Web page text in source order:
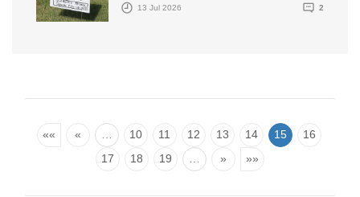
13 Jul 2026 2
«« « 10 11 12 13 14 15
16
17
18 19 » »»